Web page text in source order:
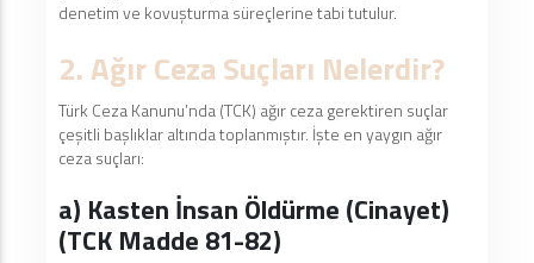
denetim ve kovuşturma süreçlerine tabi tutulur.
2. Ağır Ceza Suçları Nelerdir?
Türk Ceza Kanunu’nda (TCK) ağır ceza gerektiren suçlar
çeşitli başlıklar altında toplanmıştır. İşte en yaygın ağır
ceza suçları:
a) Kasten İnsan Öldürme (Cinayet)
(TCK Madde 81-82)